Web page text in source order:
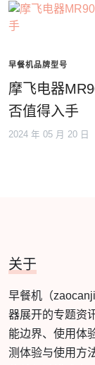
早餐机品牌型号
摩飞电器
否值得入手
2024 年 05 月 20 日
关于
早餐机（
器展开的专题资
能边界、使用体
测体验与使用方